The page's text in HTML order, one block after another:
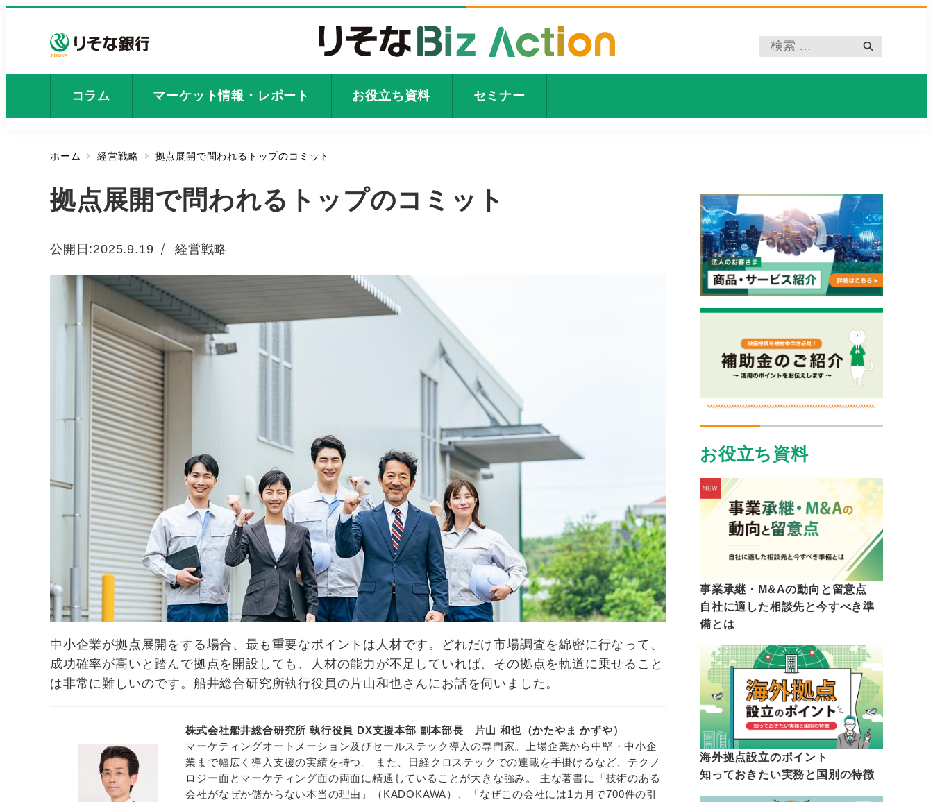
コ
プ
ホ
コラム マーケット情報・レポート お役立ち資料 セミナー
ホーム 経営戦略 拠点展開で問われるトップのコミット
拠点展開で問われるトップのコミット
公開日:
投稿日
2025.9.19 カテゴリー
経営戦略
中小企業が拠点展開をする場合、最も重要なポイントは人材です。どれだけ市場調査を綿密に行なって、
成功確率が高いと踏んで拠点を開設しても、人材の能力が不足していれば、その拠点を軌道に乗せること
は非常に難しいのです。船井総合研究所執行役員の片山和也さんにお話を伺いました。
株式会社船井総合研究所 執行役員 DX支援本部 副本部長 片山 和也（かたやま かずや）
マーケティングオートメーション及びセールステック導入の専門家。上場企業から中堅・中小企
業まで幅広く導入支援の実績を持つ。 また、日経クロステックでの連載を手掛けるなど、テクノ
ロジー面とマーケティング面の両面に精通していることが大きな強み。 主な著書に「技術のある
会社がなぜか儲からない本当の理由」（KADOKAWA）、「なぜこの会社には1カ月で700件の引
お役立ち資料
事業承継・M&Aの動向と留意点
自社に適した相談先と今すべき準
備とは
海外拠点設立のポイント
知っておきたい実務と国別の特徴